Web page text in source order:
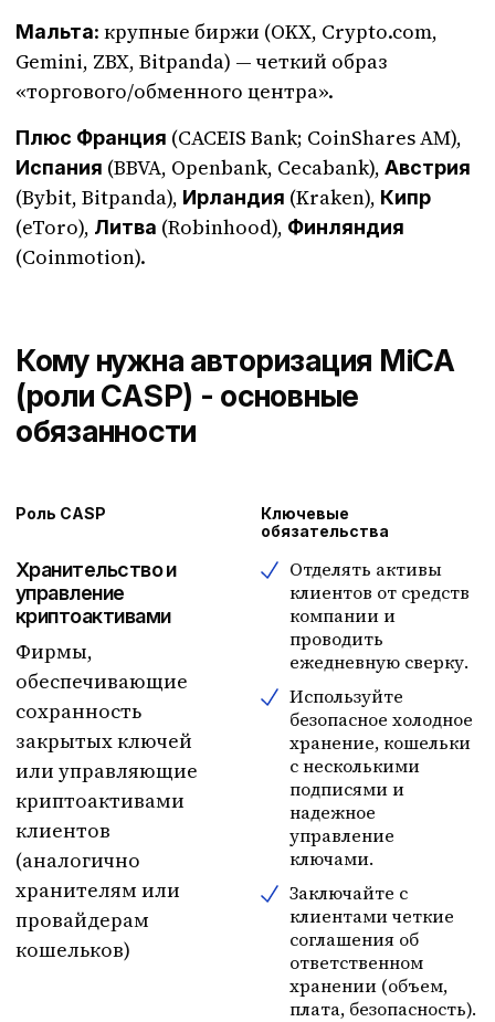
Мальта: крупные биржи (OKX, Crypto.com,
Gemini, ZBX, Bitpanda) — четкий образ
«торгового/обменного центра».
Плюс Франция (CACEIS Bank; CoinShares AM),
Испания (BBVA, Openbank, Cecabank), Австрия
(Bybit, Bitpanda), Ирландия (Kraken), Кипр
(eToro), Литва (Robinhood), Финляндия
(Coinmotion).
Кому нужна авторизация MiCA
(роли CASP) - основные
обязанности
Роль CASP
Ключевые
обязательства
Хранительство и
управление
криптоактивами
Фирмы,
обеспечивающие
сохранность
закрытых ключей
или управляющие
криптоактивами
клиентов
(аналогично
хранителям или
провайдерам
кошельков)
Отделять активы
клиентов от средств
компании и
проводить
ежедневную сверку.
Используйте
безопасное холодное
хранение, кошельки
с несколькими
подписями и
надежное
управление
ключами.
Заключайте с
клиентами четкие
соглашения об
ответственном
хранении (объем,
плата, безопасность).